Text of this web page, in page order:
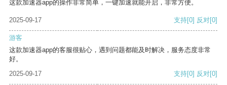
这款加速器app的操作非常简单，一键加速就能开启，非常方便。
2025-09-17 支持[0] 反对[0]
游客
这款加速器app的客服很贴心，遇到问题都能及时解决，服务态度非常
好。
2025-09-17
支持[0] 反对[0]